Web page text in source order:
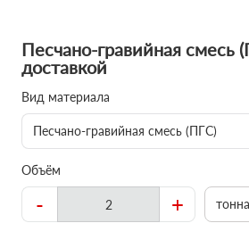
Песчано-гравийная смесь
доставкой
Вид материала
Песчано-гравийная смесь (ПГС)
Объём
- + тонна